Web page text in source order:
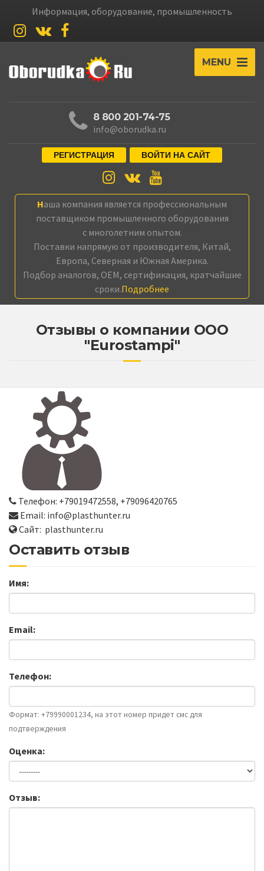
Информация, оборудование, промышленность
MENU
8 800 201-74-75
info@oborudka.ru
РЕГИСТРАЦИЯ ВОЙТИ НА САЙТ
Наша компания является профессиональным
поставщиком промышленного оборудования
с многолетним опытом.
Поставки напрямую от производителя, Китай,
Европа, Северная и Южная Америка.
Подбор аналогов, OEM, сертификация, кратчайшие
сроки.Подробнее
Отзывы о компании ООО
"Eurostampi"
Телефон: +79019472558, +79096420765
Email: info@plasthunter.ru
Сайт: plasthunter.ru
Оставить отзыв
Имя:
Email:
Телефон:
Формат: +79990001234, на этот номер придет смс для
подтверждения
Оценка:
Отзыв: